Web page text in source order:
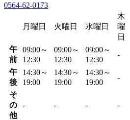
0564-62-0173
月曜日 火曜日 水曜日
木
曜
日
午
前
09:00～
12:30
09:00～
12:30
09:00～
12:30
-
午
後
14:30～
19:00
14:30～
19:00
14:30～
19:00
-
そ
の
他
- - - -